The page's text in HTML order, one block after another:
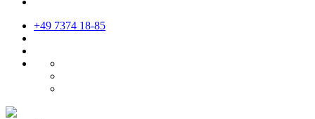
+49 7374 18-85